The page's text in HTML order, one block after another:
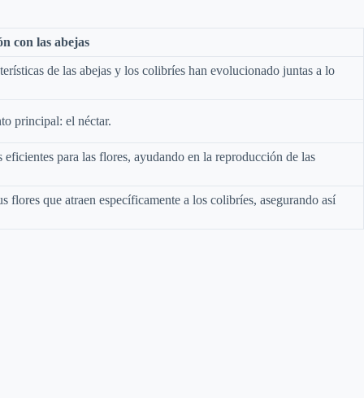
con las abejas
de las abejas y los colibríes han evolucionado juntas a lo
principal: el néctar.
para las flores, ayudando en la reproducción de las
flores que atraen específicamente a los colibríes, asegurando así